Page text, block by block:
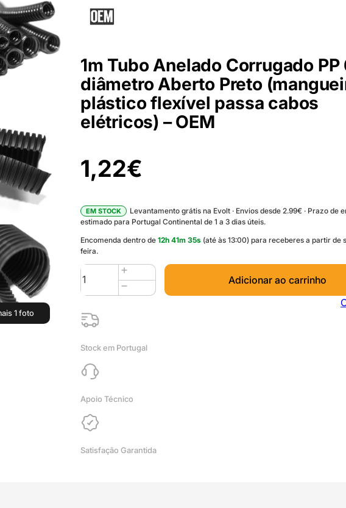
1m Tubo Anelado Corrugado PP
diâmetro Aberto Preto
plástico flexível passa cabos
elétricos) – OEM
1,22€
EM STOCK
Levantamento grátis na Evolt · Envios desde 2.99€ · Prazo de
estimado para Portugal Continental de 1 a 3 dias úteis.
Encomenda dentro de 12h 41m 35s (até às 13:00) para receberes a partir de
feira.
Quantidade
de
1m
Tubo
Anelado
PP
6mm
diâmetro
Aberto
(mangueira
plástico
Adicionar ao carrinho
Stock em Portugal
Apoio Técnico
Satisfação Garantida
1 foto